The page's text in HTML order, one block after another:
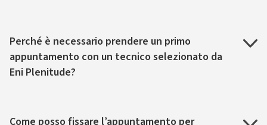
Perché è necessario prendere un primo
appuntamento con un tecnico selezionato da
Eni Plenitude?
Come posso fissare l’appuntamento per